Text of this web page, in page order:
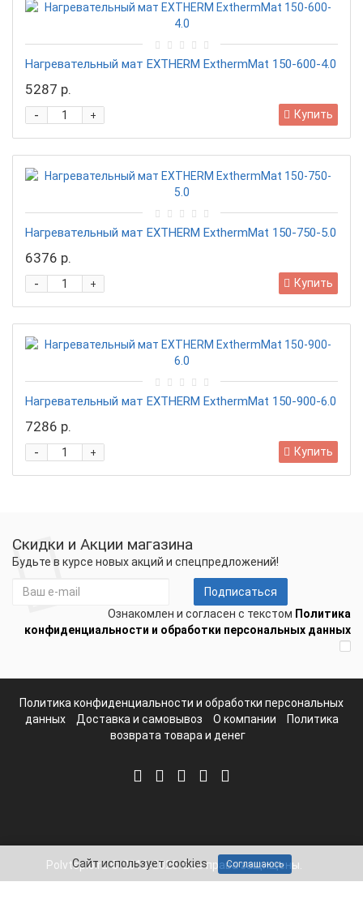
Нагревательный мат EXTHERM ExthermMat 150-600-4.0
5287 р.
+
- Купить
Нагревательный мат EXTHERM ExthermMat 150-750-5.0
6376 р.
+
- Купить
Нагревательный мат EXTHERM ExthermMat 150-900-6.0
7286 р.
+
- Купить
Скидки и Акции магазина
Будьте в курсе новых акций и спецпредложений!
Подписаться
Ознакомлен и согласен с текстом Политика
конфиденциальности и обработки персональных данных
Политика конфиденциальности и обработки персональных
данных
Доставка и самовывоз О компании
Политика
возврата товара и денег
Polvteplo.ru © 2012-2025. Все права защищены.
Сайт использует cookies Соглашаюсь